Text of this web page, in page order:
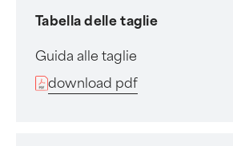
Tabella delle taglie
Guida alle taglie
download pdf